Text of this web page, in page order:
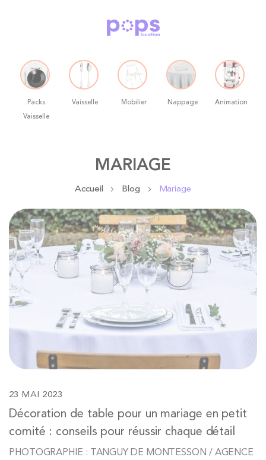
Packs
Vaisselle
Vaisselle Mobilier Nappage Animation
MARIAGE
Accueil Blog Mariage
23 MAI 2023
Décoration de table pour un mariage en petit
comité : conseils pour réussir chaque détail
PHOTOGRAPHIE : TANGUY DE MONTESSON / AGENCE